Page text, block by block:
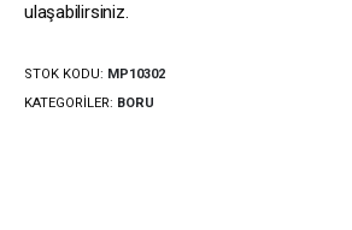
ulaşabilirsiniz.
STOK KODU: MP10302
KATEGORILER: BORU